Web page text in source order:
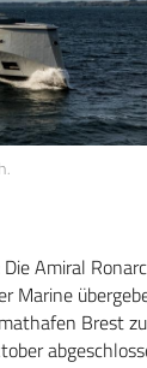
Amiral
Marine
Brest